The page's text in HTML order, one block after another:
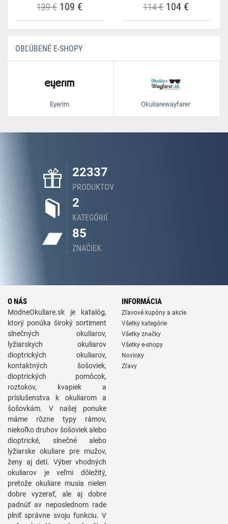
139 € 109 € 114 € 104 €
OBĽÚBENÉ E-SHOPY
Eyerim Okuliarewayfarer
22337
PRODUKTOV
2
KATEGÓRIÍ
85
ZNAČIEK
O NÁS
ModneOkuliare.sk je katalóg,
ktorý ponúka široký sortiment
slnečných okuliarov,
lyžiarskych okuliarov
dioptrických okuliarov,
kontaktných šošoviek,
dioptrických pomôcok,
roztokov, kvapiek a
príslušenstva k okuliarom a
šošovkám. V našej ponuke
máme rôzne typy rámov,
niekoľko druhov šošoviek alebo
dioptrické, slnečné alebo
lyžiarske okuliare pre mužov,
ženy aj deti. Výber vhodných
okuliarov je veľmi dôležitý,
pretože okuliare musia nielen
dobre vyzerať, ale aj dobre
padnúť av neposlednom rade
plniť správne svoju funkciu. V
INFORMÁCIA
Zľavové kupóny a akcie
Všetky kategórie
Všetky značky
Všetky e-shopy
Novinky
Zľavy